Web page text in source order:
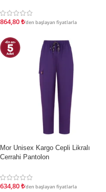
864,80₺'den başlayan fiyatlarla
İNDIRIM
Mor Unisex Kargo Cepli Likralı
Cerrahi Pantolon
634,80₺'den başlayan fiyatlarla